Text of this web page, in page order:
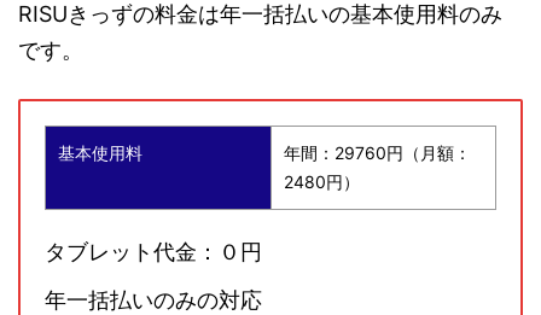
RISUきっずの料金は年一括払いの基本使用料のみ
です。
基本使用料
年間：29760円（月額：
2480円）
タブレット代金：０円
年一括払いのみの対応